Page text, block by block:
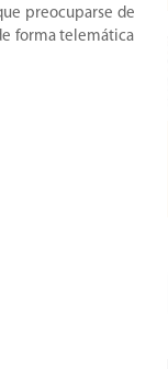
preocuparse de
forma telemática